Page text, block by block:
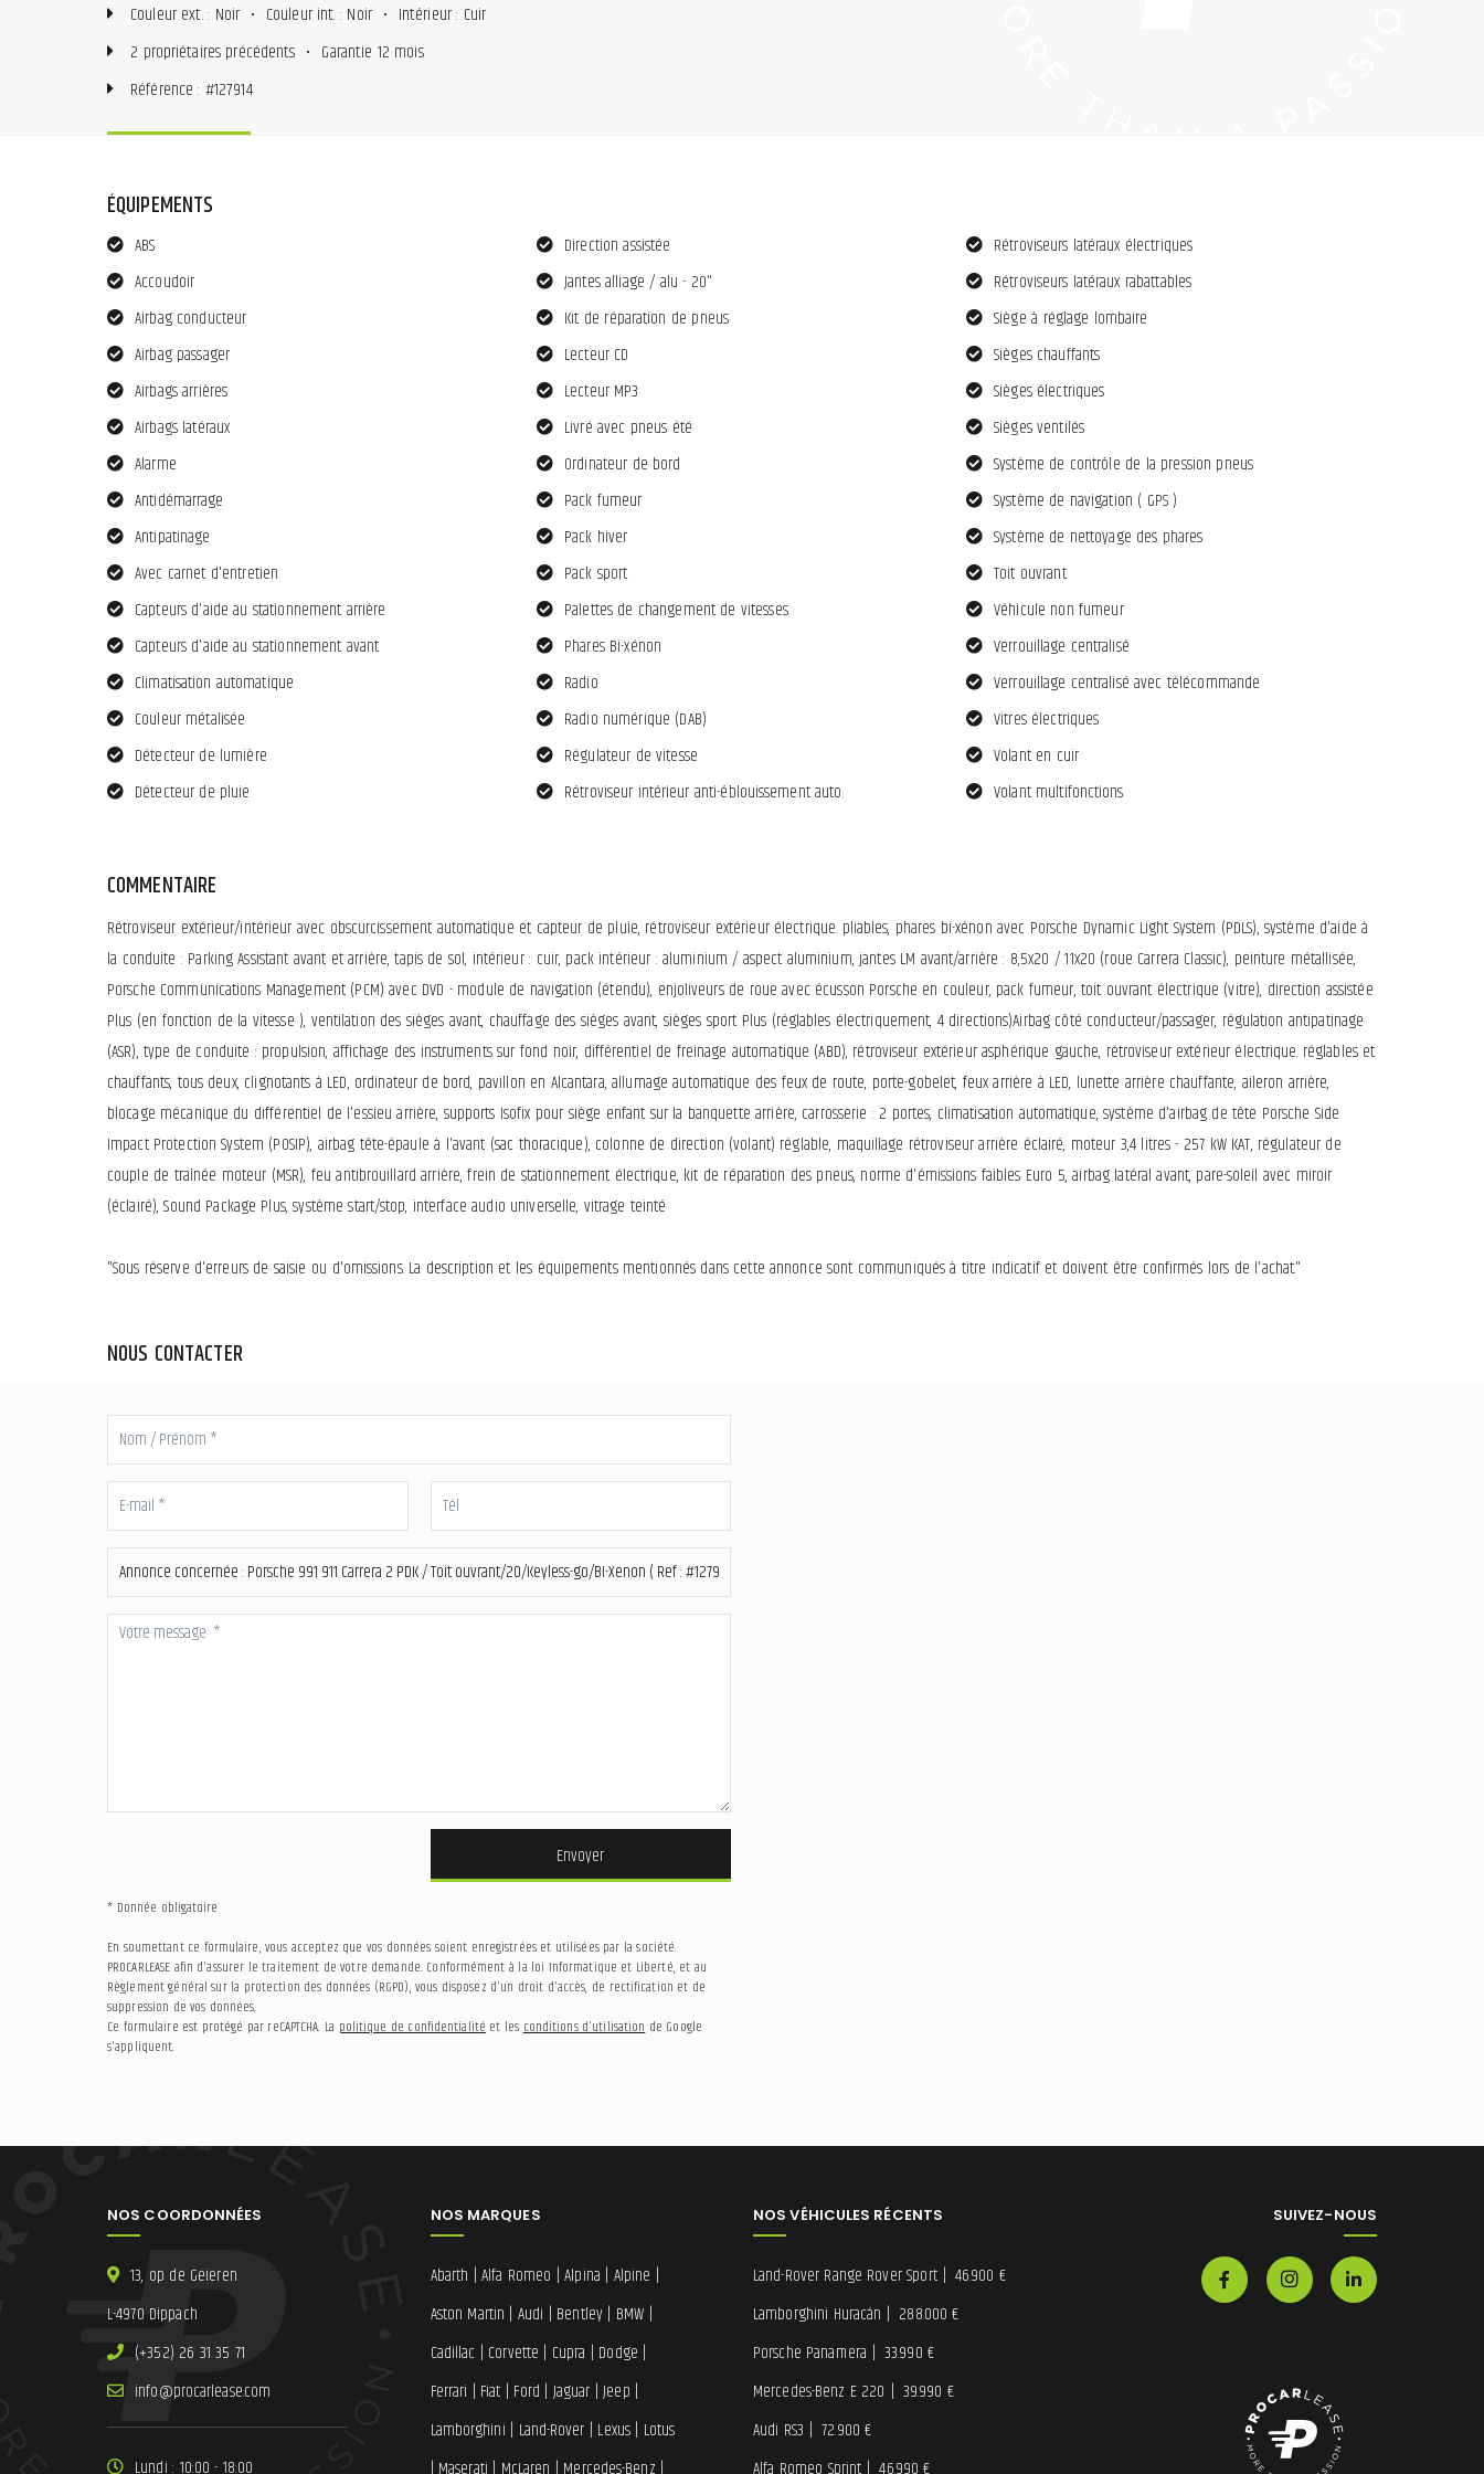
Couleur ext. : Noir • Couleur int. : Noir • Intérieur : Cuir
2 propriétaires précédents • Garantie 12 mois
Référence : #127914
ÉQUIPEMENTS
ABS
Accoudoir
Airbag conducteur
Airbag passager
Airbags arrières
Airbags latéraux
Alarme
Antidémarrage
Antipatinage
Avec carnet d'entretien
Capteurs d'aide au stationnement arrière
Capteurs d'aide au stationnement avant
Climatisation automatique
Couleur métalisée
Détecteur de lumière
Détecteur de pluie
Direction assistée
Jantes alliage / alu - 20"
Kit de réparation de pneus
Lecteur CD
Lecteur MP3
Livré avec pneus été
Ordinateur de bord
Pack fumeur
Pack hiver
Pack sport
Palettes de changement de vitesses
Phares Bi-xénon
Radio
Radio numérique (DAB)
Régulateur de vitesse
Rétroviseur intérieur anti-éblouissement auto.
Rétroviseurs latéraux électriques
Rétroviseurs latéraux rabattables
Siège à réglage lombaire
Sièges chauffants
Sièges électriques
Sièges ventilés
Système de contrôle de la pression pneus
Système de navigation ( GPS )
Système de nettoyage des phares
Toit ouvrant
Véhicule non fumeur
Verrouillage centralisé
Verrouillage centralisé avec télécommande
Vitres électriques
Volant en cuir
Volant multifonctions
COMMENTAIRE
Rétroviseur extérieur/intérieur avec obscurcissement automatique et capteur de pluie, rétroviseur extérieur électrique. pliables, phares bi-xénon avec Porsche Dynamic Light System (PDLS), système d'aide à
la conduite : Parking Assistant avant et arrière, tapis de sol, intérieur : cuir, pack intérieur : aluminium / aspect aluminium, jantes LM avant/arrière : 8,5x20 / 11x20 (roue Carrera Classic), peinture métallisée,
Porsche Communications Management (PCM) avec DVD - module de navigation (étendu), enjoliveurs de roue avec écusson Porsche en couleur, pack fumeur, toit ouvrant électrique (vitre), direction assistée
Plus (en fonction de la vitesse ), ventilation des sièges avant, chauffage des sièges avant, sièges sport Plus (réglables électriquement, 4 directions)Airbag côté conducteur/passager, régulation antipatinage
(ASR), type de conduite : propulsion, affichage des instruments sur fond noir, différentiel de freinage automatique (ABD), rétroviseur extérieur asphérique gauche, rétroviseur extérieur électrique. réglables et
chauffants, tous deux, clignotants à LED, ordinateur de bord, pavillon en Alcantara, allumage automatique des feux de route, porte-gobelet, feux arrière à LED, lunette arrière chauffante, aileron arrière,
blocage mécanique du différentiel de l'essieu arrière, supports Isofix pour siège enfant sur la banquette arrière, carrosserie : 2 portes, climatisation automatique, système d'airbag de tête Porsche Side
Impact Protection System (POSIP), airbag tête-épaule à l'avant (sac thoracique), colonne de direction (volant) réglable, maquillage rétroviseur arrière éclairé, moteur 3,4 litres - 257 kW KAT, régulateur de
couple de traînée moteur (MSR), feu antibrouillard arrière, frein de stationnement électrique, kit de réparation des pneus, norme d'émissions faibles Euro 5, airbag latéral avant, pare-soleil avec miroir
(éclairé), Sound Package Plus, système start/stop, interface audio universelle, vitrage teinté
"Sous réserve d'erreurs de saisie ou d'omissions. La description et les équipements mentionnés dans cette annonce sont communiqués à titre indicatif et doivent être confirmés lors de l'achat."
NOUS CONTACTER
Envoyer
* Donnée obligatoire
En soumettant ce formulaire, vous acceptez que vos données soient enregistrées et utilisées par la société
PROCARLEASE afin d'assurer le traitement de votre demande. Conformément à la loi Informatique et Liberté, et au
Règlement général sur la protection des données (RGPD), vous disposez d'un droit d'accès, de rectification et de
suppression de vos données.
Ce formulaire est protégé par reCAPTCHA. La politique de confidentialitéet lesconditions d'utilisationde Google
s'appliquent.
NOS COORDONNÉES
13, op de Geieren
L-4970 Dippach
(+352) 26 31 35 71
moc.esae
lracorp@of
ni
Lundi : 10:00 - 18:00
NOS MARQUES
Abarth |Alfa Romeo |Alpina | Alpine |
Aston Martin | Audi | Bentley| BMW |
Cadillac | Corvette | Cupra | Dodge |
Ferrari | Fiat | Ford | Jaguar |Jeep |
Lamborghini | Land-Rover | Lexus| Lotus
NOS VÉHICULES RÉCENTS
Land-Rover Range Rover Sport | 46.900 €
Lamborghini Huracán | 288.000 €
Porsche Panamera | 33.990 €
Mercedes-Benz E 220 | 39.990 €
Audi RS3 | 72.900 €
SUIVEZ-NOUS